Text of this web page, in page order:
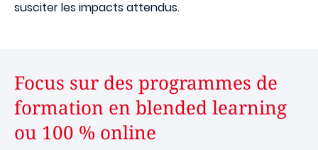
susciter les impacts attendus.
Focus sur des programmes de
formation en blended learning
ou 100 % online